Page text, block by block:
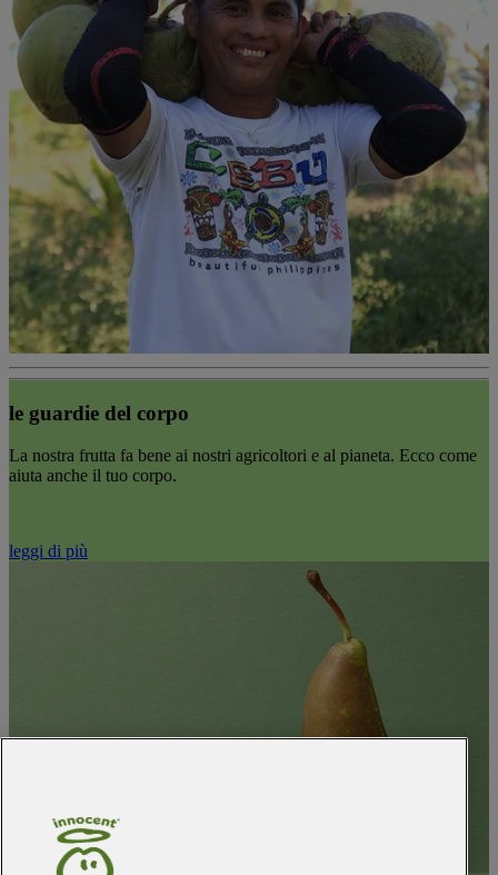
le guardie del corpo
La nostra frutta fa bene ai nostri agricoltori e al pianeta. Ecco come
aiuta anche il tuo corpo.
leggi di più